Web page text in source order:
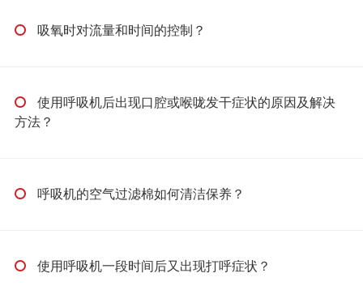
吸氧时对流量和时间的控制？
使用呼吸机后出现口腔或喉咙发干症状的原因及解决
方法？
呼吸机的空气过滤棉如何清洁保养？
使用呼吸机一段时间后又出现打呼症状？